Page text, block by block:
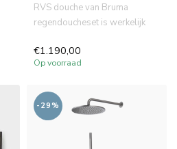
RVS douche van Bruma
regendoucheset is werkelijk
ma...
€1.190,00
Op voorraad
-29%